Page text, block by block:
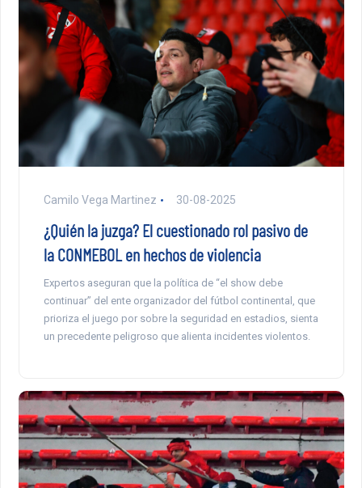
Camilo Vega Martinez 30-08-2025
¿Quién la juzga? El cuestionado rol pasivo de
la CONMEBOL en hechos de violencia
Expertos aseguran que la política de “el show debe
continuar” del ente organizador del fútbol continental, que
prioriza el juego por sobre la seguridad en estadios, sienta
un precedente peligroso que alienta incidentes violentos.